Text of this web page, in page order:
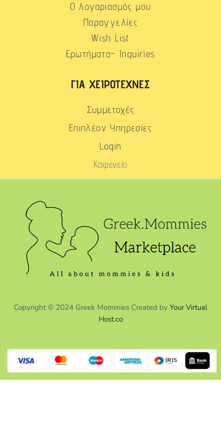
Ο λογαριασμός μου
Παραγγελίες
Wish List
Ερωτήματα- Inquiries
ΓΙΑ ΧΕΙΡΟΤΈΧΝΕΣ
Συμμετοχές
Επιπλέον Υπηρεσίες
Login
Καφενείο
Copyright © 2024 Greek Mommies Created by Your Virtual
Host.co